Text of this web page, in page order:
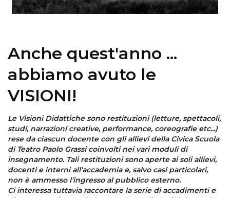
Anche quest'anno ...
abbiamo avuto le
VISIONI!
Le Visioni Didattiche sono restituzioni (letture, spettacoli,
studi, narrazioni creative, performance, coreografie etc...)
rese da ciascun docente con gli allievi della Civica Scuola
di Teatro Paolo Grassi coinvolti nei vari moduli di
insegnamento. Tali restituzioni sono aperte ai soli allievi,
docenti e interni all'accademia e, salvo casi particolari,
non è ammesso l'ingresso al pubblico esterno.
Ci interessa tuttavia raccontare la serie di accadimenti e